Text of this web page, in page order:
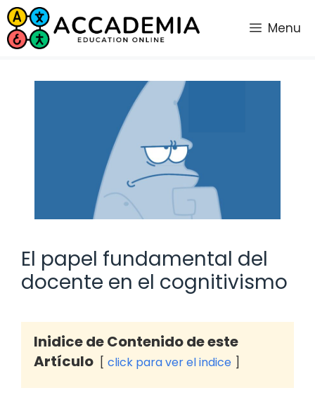
Saltar
al
contenido
Menu
El papel fundamental del
docente en el cognitivismo
Inidice de Contenido de este
Artículo
click para ver el indice